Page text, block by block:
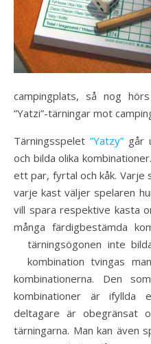
campingplats, så nog
”Yatzi”-tärningar mot
Tärningsspelet ”Yatzy”går
och bilda olika
ett par, fyrtal och kåk. Varje
varje kast väljer spelaren
vill spara respektive kasta
många färdigbestämda
tärningsögonen inte
kombination tvingas
kombinationerna. Den
kombinationer är ifyllda
deltagare är obegränsat
tärningarna. Man kan även